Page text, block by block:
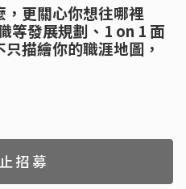
更關心你想往哪裡
等發展規劃、1 on 1 面
描繪你的職涯地圖，
招募